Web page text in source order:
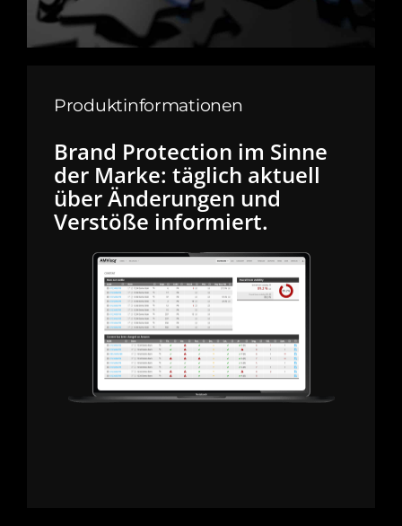
Produktinformationen
Brand Protection im Sinne
der Marke: täglich aktuell
über Änderungen und
Verstöße informiert.